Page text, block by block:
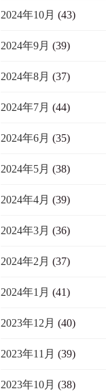
2024年10月 (43)
2024年9月 (39)
2024年8月 (37)
2024年7月 (44)
2024年6月 (35)
2024年5月 (38)
2024年4月 (39)
2024年3月 (36)
2024年2月 (37)
2024年1月 (41)
2023年12月 (40)
2023年11月 (39)
2023年10月 (38)